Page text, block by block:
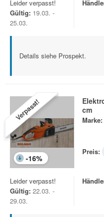
Leider verpasst!
Gültig: 19.03. -
25.03.
Details siehe Prospekt.
Verpasst!
-16%
cm
Marke:
Preis:
Leider verpasst!
Gültig: 22.03. -
29.03.